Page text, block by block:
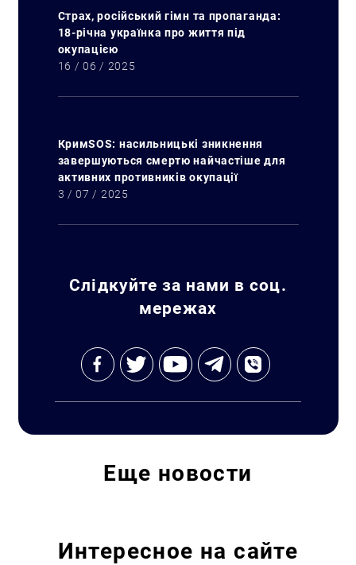
Страх, російський гімн та пропаганда:
18-річна українка про життя під
окупацією
16 / 06 / 2025
КримSOS: насильницькі зникнення
завершуються смертю найчастіше для
активних противників окупації
3 / 07 / 2025
Слідкуйте за нами в соц.
мережах
Еще новости
Интересное на сайте